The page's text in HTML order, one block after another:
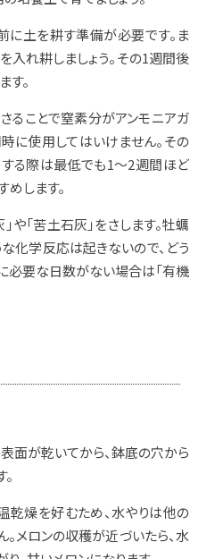
に土を耕す準備が必要です。ま
れ耕しましょう。その1週間後
。
ることで窒素分がアンモニアガ
に使用してはいけません。その
る際は最低でも1～2週間ほど
します。
や「苦土石灰」をさします。牡蠣
化学反応は起きないので、どう
必要な日数がない場合は「有機
面が乾いてから、鉢底の穴から
乾燥を好むため、水やりは他の
メロンの収穫が近づいたら、水